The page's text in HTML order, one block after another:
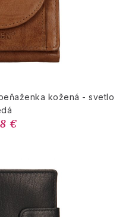
kožená - svetlo
€